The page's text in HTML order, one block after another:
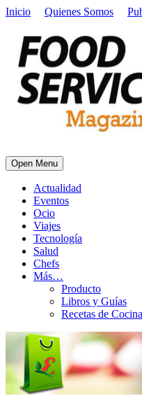
Inicio Quienes Somos
Open Menu
Actualidad
Eventos
Ocio
Viajes
Tecnología
Salud
Chefs
Más…
Producto
Libros y Guías
Recetas de Cocina